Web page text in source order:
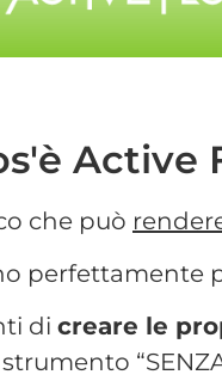
Active
che può
perfettamente
di creare le
strumento “SENZA